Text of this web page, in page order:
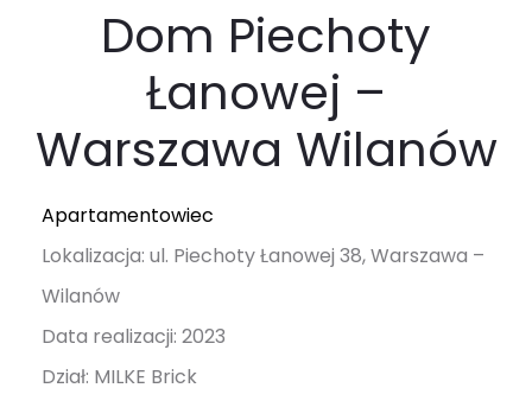
Dom Piechoty
Łanowej –
Warszawa Wilanów
Apartamentowiec
Lokalizacja: ul. Piechoty Łanowej 38, Warszawa –
Wilanów
Data realizacji: 2023
Dział: MILKE Brick